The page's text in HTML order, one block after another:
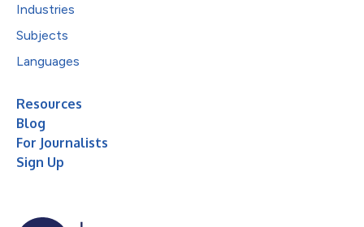
Industries
Subjects
Languages
Resources
Blog
For Journalists
Sign Up